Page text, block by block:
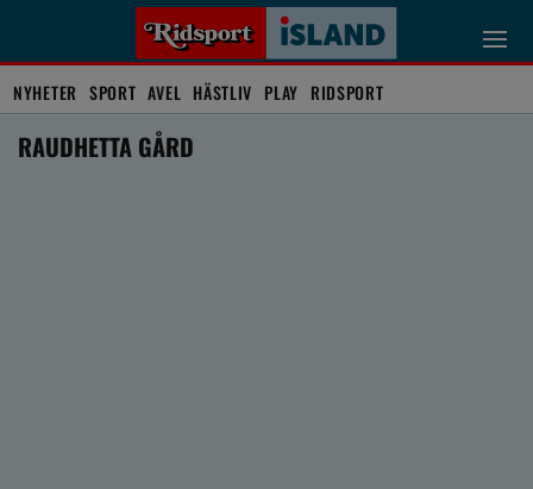
NYHETER SPORT AVEL HÄSTLIV PLAY RIDSPORT
RAUDHETTA GÅRD